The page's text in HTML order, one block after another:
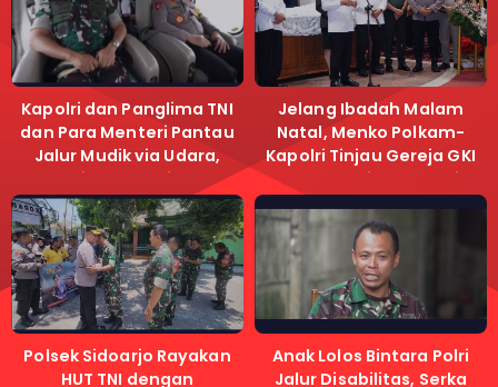
Kapolri dan Panglima TNI
dan Para Menteri Pantau
Jalur Mudik via Udara,
Pastikan Lalu Lintas
Lancar
Jelang Ibadah Malam
Natal, Menko Polkam-
Kapolri Tinjau Gereja GKI
Samanhudi dan Gereja
Immanuel
Polsek Sidoarjo Rayakan
HUT TNI dengan
Anak Lolos Bintara Polri
Jalur Disabilitas, Serka